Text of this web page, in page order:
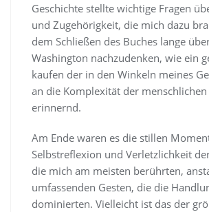
Geschichte stellte wichtige Fragen
und Zugehörigkeit, die mich dazu
dem Schließen des Buches lange
Washington nachzudenken, wie ein
kaufen der in den Winkeln meines
an die Komplexität der
erinnernd.
Am Ende waren es die stillen
Selbstreflexion und Verletzlichkeit
die mich am meisten berührten,
umfassenden Gesten, die die
dominierten. Vielleicht ist das der